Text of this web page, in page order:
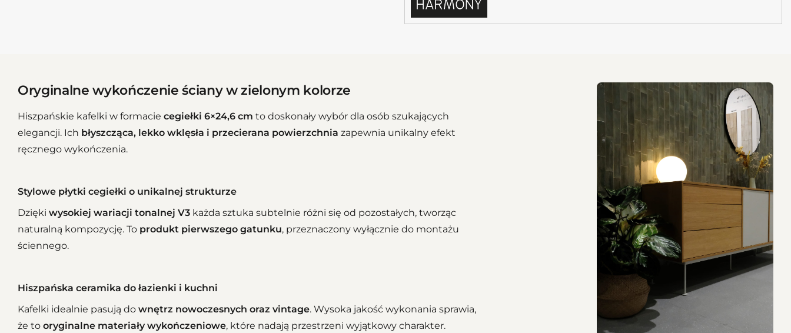
Oryginalne wykończenie ściany w zielonym kolorze
Hiszpańskie kafelki w formacie cegiełki 6×24,6 cm to doskonały wybór dla osób szukających
elegancji. Ich błyszcząca, lekko wklęsła i przecierana powierzchnia zapewnia unikalny efekt
ręcznego wykończenia.
Stylowe płytki cegiełki o unikalnej strukturze
Dzięki wysokiej wariacji tonalnej V3 każda sztuka subtelnie różni się od pozostałych, tworząc
naturalną kompozycję. To produkt pierwszego gatunku, przeznaczony wyłącznie do montażu
ściennego.
Hiszpańska ceramika do łazienki i kuchni
Kafelki idealnie pasują do wnętrz nowoczesnych oraz vintage. Wysoka jakość wykonania sprawia,
że to oryginalne materiały wykończeniowe, które nadają przestrzeni wyjątkowy charakter.